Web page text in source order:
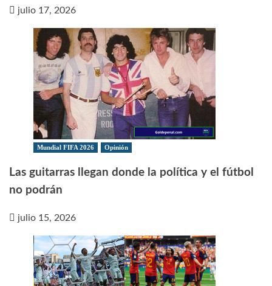
julio 17, 2026
Mundial FIFA 2026 Opinión
Las guitarras llegan donde la política y el fútbol
no podrán
julio 15, 2026